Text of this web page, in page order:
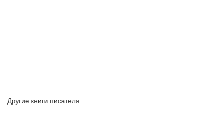
Другие книги писателя